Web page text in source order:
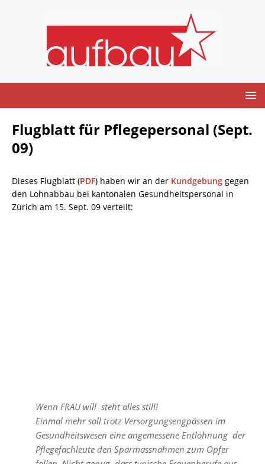
Flugblatt für Pflegepersonal (Sept.
09)
Dieses Flugblatt (PDF) haben wir an der Kundgebung gegen
den Lohnabbau bei kantonalen Gesundheitspersonal in
Zürich am 15. Sept. 09 verteilt:
Wenn FRAU will  steht alles still!
Einmal mehr soll trotz Versorgungsengpässen im
Gesundheitswesen eine angemessene Entlöhnung der
Pflegefachleute den Sparmassnahmen zum Opfer